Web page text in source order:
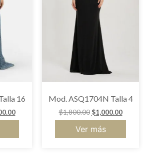
16 Mod. ASQ1704N Talla 4
$1,800.00 $1,000.00
Ver más